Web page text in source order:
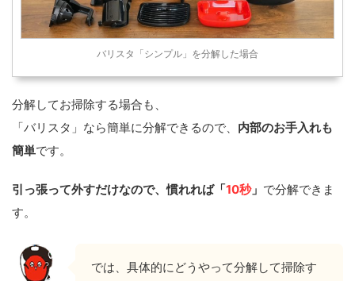
バリスタ「シンプル」を分解した場合
分解してお掃除する場合も、
「バリスタ」なら簡単に分解できるので、 内部のお手入れも
簡単です。
引っ張って外すだけなので、慣れれば「10秒」 で分解できま
す。
では、具体的にどうやって分解して掃除す